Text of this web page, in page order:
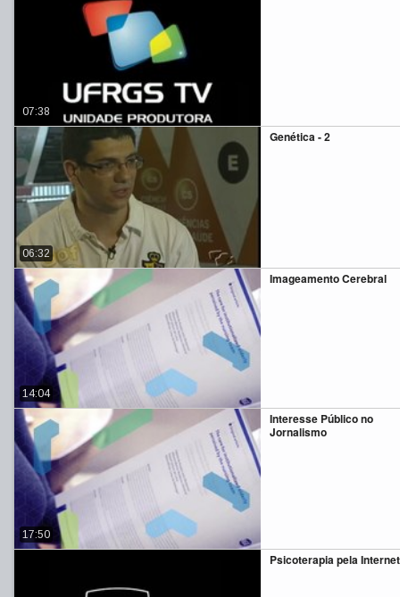
07:38
Genética - 2
06:32
Imageamento Cerebral
14:04
Interesse Público no
Jornalismo
17:50
Psicoterapia pela Internet